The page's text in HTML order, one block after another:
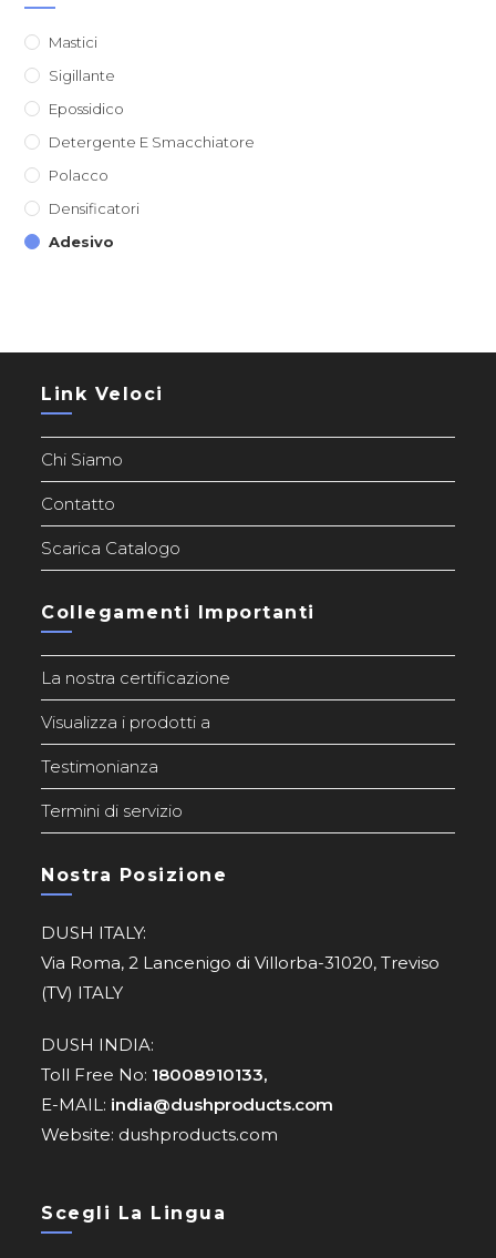
Mastici
Sigillante
Epossidico
Detergente E Smacchiatore
Polacco
Densificatori
Adesivo
Link Veloci
Chi Siamo
Contatto
Scarica Catalogo
Collegamenti Importanti
La nostra certificazione
Visualizza i prodotti a
Testimonianza
Termini di servizio
Nostra Posizione
DUSH ITALY:
Via Roma, 2 Lancenigo di Villorba-31020, Treviso
(TV) ITALY
DUSH INDIA:
Toll Free No: 18008910133,
E-MAIL: india@dushproducts.com
Website: dushproducts.com
Scegli La Lingua